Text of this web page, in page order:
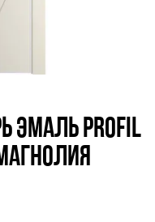
эмаль Profil